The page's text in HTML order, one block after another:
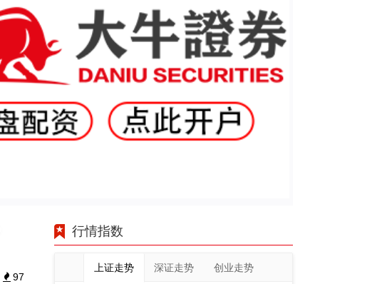
97
行情指数
上证走势 深证走势 创业走势